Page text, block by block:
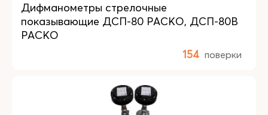
Дифманометры стрелочные
показывающие ДСП-80 РАСКО, ДСП-80В
РАСКО
154 поверки